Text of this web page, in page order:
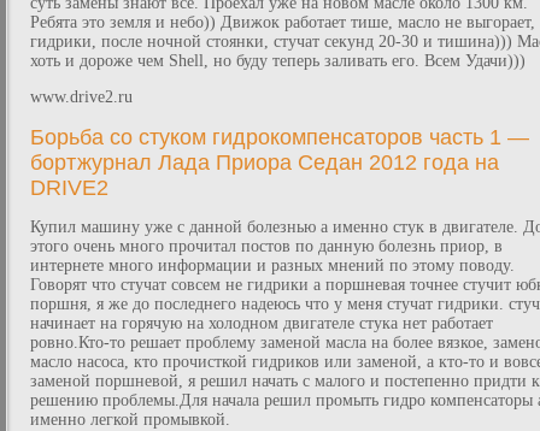
Ребята это земля и небо)) Движок работает тише, масло не выгорает,
гидрики, после ночной стоянки, стучат секунд 20-30 и тишина)))
хоть и дороже чем Shell, но буду теперь заливать его. Всем Удачи)))
www.drive2.ru
Борьба со стуком гидрокомпенсаторов часть 1 —
бортжурнал Лада Приора Седан 2012 года на
DRIVE2
Купил машину уже с данной болезнью а именно стук в двигателе.
этого очень много прочитал постов по данную болезнь приор, в
интернете много информации и разных мнений по этому поводу.
Говорят что стучат совсем не гидрики а поршневая точнее стучит
поршня, я же до последнего надеюсь что у меня стучат гидрики.
начинает на горячую на холодном двигателе стука нет работает
ровно.Кто-то решает проблему заменой масла на более вязкое,
масло насоса, кто прочисткой гидриков или заменой, а кто-то и
заменой поршневой, я решил начать с малого и постепенно придти к
решению проблемы.Для начала решил промыть гидро компенсаторы
именно легкой промывкой.